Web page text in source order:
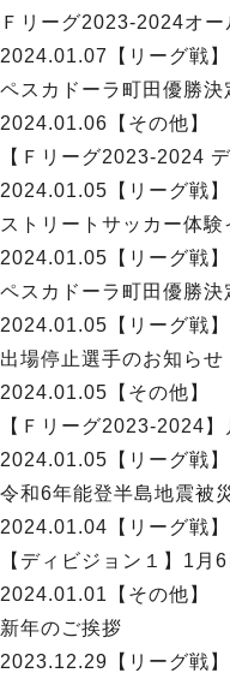
Ｆリーグ2023-2024オ
2024.01.07
【リーグ戦】
ペスカドーラ町田優勝
2024.01.06 【その他】
【Ｆリーグ2023-2024
2024.01.05 【リーグ戦】
ストリートサッカー体
2024.01.05 【リーグ戦】
ペスカドーラ町田優勝
2024.01.05 【リーグ戦】
出場停止選手のお知らせ
2024.01.05 【その他】
【Ｆリーグ2023-2024
2024.01.05 【リーグ戦】
令和6年能登半島地震被
2024.01.04 【リーグ戦】
【ディビジョン１】1月
2024.01.01
【その他】
新年のご挨拶
2023.12.29 【リーグ戦】